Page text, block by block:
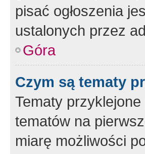
pisać ogłoszenia
ustalonych przez
Góra
Czym są tematy
Tematy
tematów na
miarę możliwości